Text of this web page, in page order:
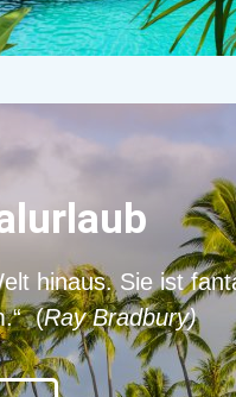
hinaus. Sie ist
(Ray Bradbury)